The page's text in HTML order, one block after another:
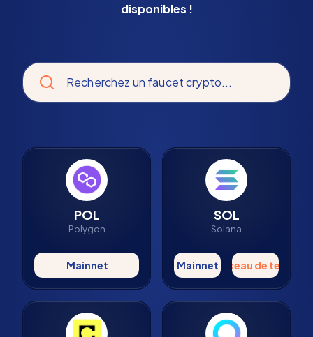
disponibles !
Recherchez un faucet crypto...
POL
Polygon
Mainnet
SOL
Solana
MainnetRéseau de tests